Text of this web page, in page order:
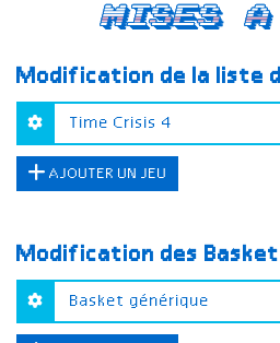
Mises
Modification de la liste
AJOUTER UN JEU
Modification des Basket